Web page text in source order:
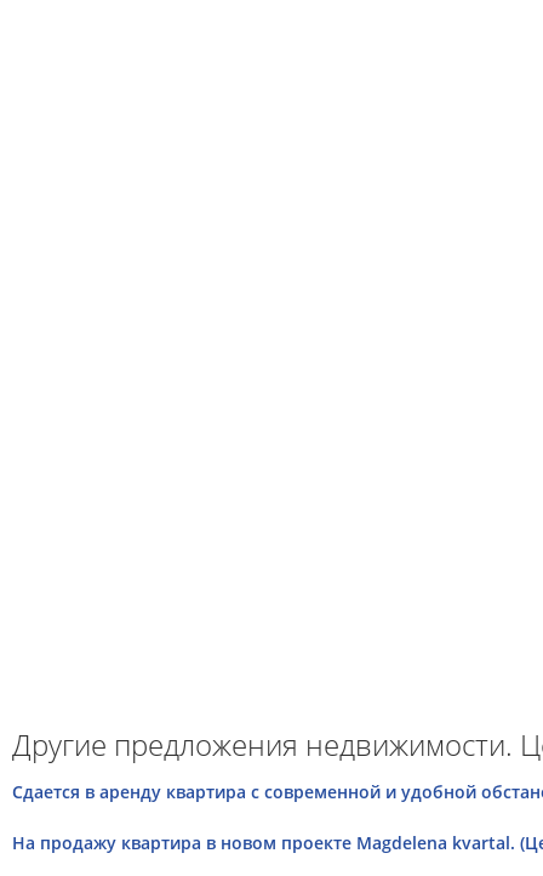
Другие предложения недвижимости.
Сдается в аренду квартира с современной и удобной
На продажу квартира в новом проекте Magdelena kvartal.